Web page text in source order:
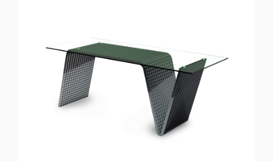
EXCENTRIC
Bureau